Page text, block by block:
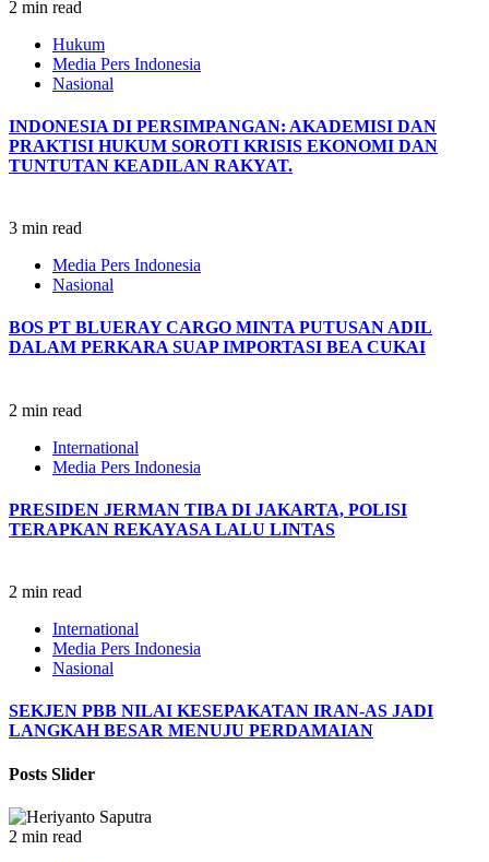
2 min read
Hukum
Media Pers Indonesia
Nasional
INDONESIA DI PERSIMPANGAN: AKADEMISI DAN
PRAKTISI HUKUM SOROTI KRISIS EKONOMI DAN
TUNTUTAN KEADILAN RAKYAT.
3 min read
Media Pers Indonesia
Nasional
BOS PT BLUERAY CARGO MINTA PUTUSAN ADIL
DALAM PERKARA SUAP IMPORTASI BEA CUKAI
2 min read
International
Media Pers Indonesia
PRESIDEN JERMAN TIBA DI JAKARTA, POLISI
TERAPKAN REKAYASA LALU LINTAS
2 min read
International
Media Pers Indonesia
Nasional
SEKJEN PBB NILAI KESEPAKATAN IRAN-AS JADI
LANGKAH BESAR MENUJU PERDAMAIAN
Posts Slider
2 min read